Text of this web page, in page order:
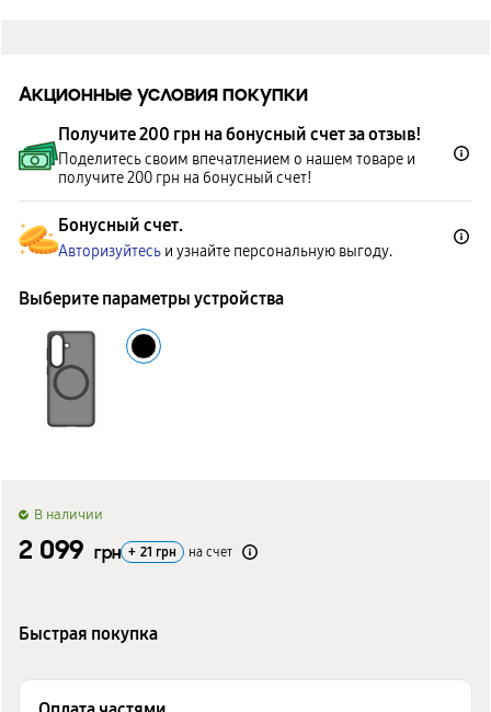
Акционные условия покупки
Получите 200 грн на бонусный счет за отзыв!
Поделитесь своим впечатлением о нашем товаре и
получите 200 грн на бонусный счет!
Бонусный счет.
Авторизуйтесь и узнайте персональную выгоду.
Выберите параметры устройства
B наличии
2 099 грн + 21 грн на счет
Быстрая покупка